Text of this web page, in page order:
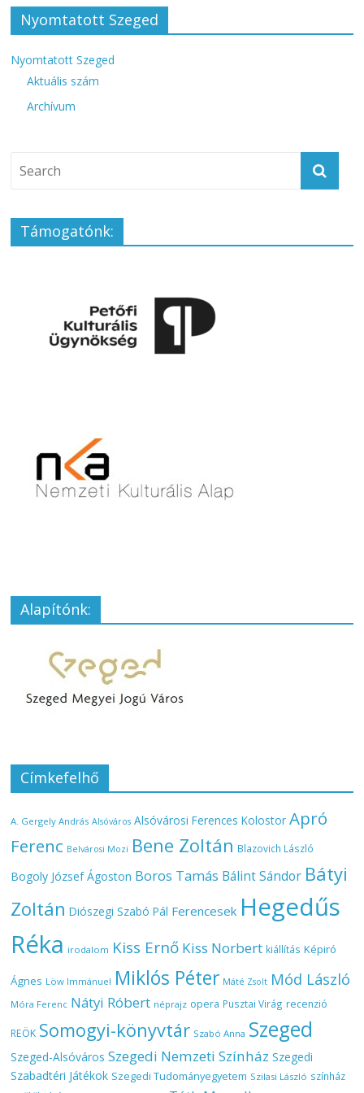
Nyomtatott Szeged
Nyomtatott Szeged
Aktuális szám
Archívum
Támogatónk:
Alapítónk:
Címkefelhő
A. Gergely András Alsóváros Alsóvárosi Ferences Kolostor Apró
Ferenc Belvárosi Mozi Bene Zoltán Blazovich László
Bogoly József Ágoston Boros Tamás Bálint Sándor Bátyi
Zoltán Diószegi Szabó Pál Ferencesek Hegedűs
Réka irodalom Kiss Ernő Kiss Norbert kiállítás Képiró
Ágnes Löw Immánuel Miklós Péter Máté Zsolt Mód László
Móra Ferenc Nátyi Róbert néprajz opera Pusztai Virág recenzió
REÖK Somogyi-könyvtár Szabó Anna Szeged
Szeged-Alsóváros Szegedi Nemzeti Színház Szegedi
Szabadtéri Játékok Szegedi Tudományegyetem Szilasi László színház